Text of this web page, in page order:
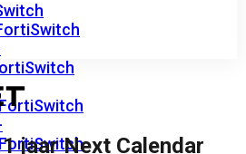
FortiSwitch
jaar Next Calendar